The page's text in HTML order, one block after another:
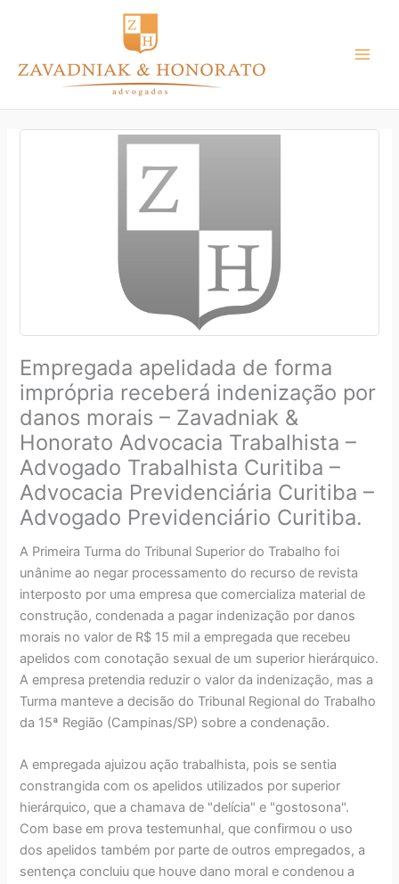
conteúdo
Empregada apelidada de forma
imprópria receberá indenização por
danos morais – Zavadniak &
Honorato Advocacia Trabalhista –
Advogado Trabalhista Curitiba –
Advocacia Previdenciária Curitiba –
Advogado Previdenciário Curitiba.
A Primeira Turma do Tribunal Superior do Trabalho foi
unânime ao negar processamento do recurso de revista
interposto por uma empresa que comercializa material de
construção, condenada a pagar indenização por danos
morais no valor de R$ 15 mil a empregada que recebeu
apelidos com conotação sexual de um superior hierárquico.
A empresa pretendia reduzir o valor da indenização, mas a
Turma manteve a decisão do Tribunal Regional do Trabalho
da 15ª Região (Campinas/SP) sobre a condenação.
A empregada ajuizou ação trabalhista, pois se sentia
constrangida com os apelidos utilizados por superior
hierárquico, que a chamava de "delícia" e "gostosona".
Com base em prova testemunhal, que confirmou o uso
dos apelidos também por parte de outros empregados, a
sentença concluiu que houve dano moral e condenou a